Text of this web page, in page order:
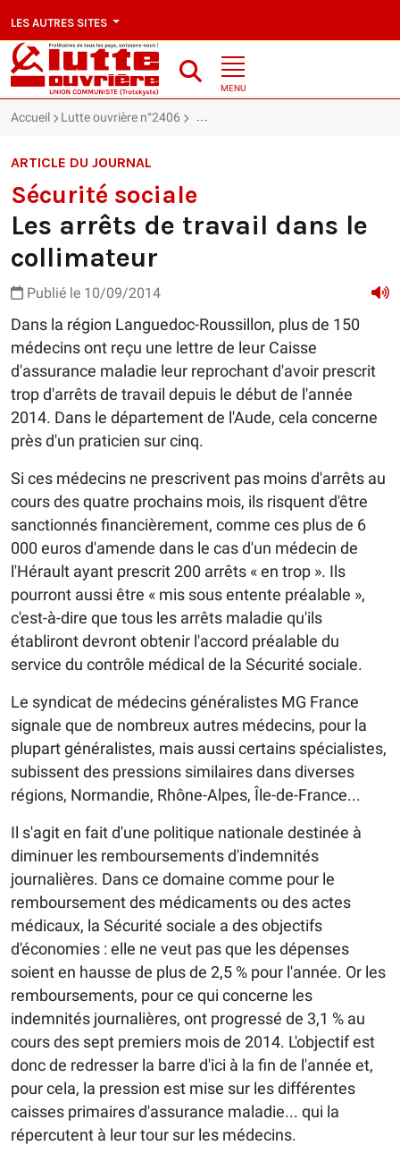
LES AUTRES SITES
MENU
Accueil Lutte ouvrière n°2406 Sécurité sociale : Les arrêts de
ARTICLE DU JOURNAL
Sécurité sociale
Les arrêts de travail dans le
collimateur
Publié le 10/09/2014
Dans la région Languedoc-Roussillon, plus de 150
médecins ont reçu une lettre de leur Caisse
d'assurance maladie leur reprochant d'avoir prescrit
trop d'arrêts de travail depuis le début de l'année
2014. Dans le département de l'Aude, cela concerne
près d'un praticien sur cinq.
Si ces médecins ne prescrivent pas moins d'arrêts au
cours des quatre prochains mois, ils risquent d'être
sanctionnés financièrement, comme ces plus de 6
000 euros d'amende dans le cas d'un médecin de
l'Hérault ayant prescrit 200 arrêts « en trop ». Ils
pourront aussi être « mis sous entente préalable »,
c'est-à-dire que tous les arrêts maladie qu'ils
établiront devront obtenir l'accord préalable du
service du contrôle médical de la Sécurité sociale.
Le syndicat de médecins généralistes MG France
signale que de nombreux autres médecins, pour la
plupart généralistes, mais aussi certains spécialistes,
subissent des pressions similaires dans diverses
régions, Normandie, Rhône-Alpes, Île-de-France...
Il s'agit en fait d'une politique nationale destinée à
diminuer les remboursements d'indemnités
journalières. Dans ce domaine comme pour le
remboursement des médicaments ou des actes
médicaux, la Sécurité sociale a des objectifs
d'économies : elle ne veut pas que les dépenses
soient en hausse de plus de 2,5 % pour l'année. Or les
remboursements, pour ce qui concerne les
indemnités journalières, ont progressé de 3,1 % au
cours des sept premiers mois de 2014. L'objectif est
donc de redresser la barre d'ici à la fin de l'année et,
pour cela, la pression est mise sur les différentes
caisses primaires d'assurance maladie... qui la
répercutent à leur tour sur les médecins.